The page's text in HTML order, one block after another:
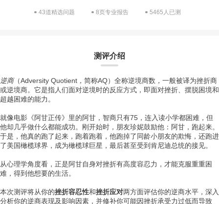
43道精选问题 8页专业报告 5465人已测
测评介绍
逆商（Adversity Quotient，简称AQ）全称逆境商数，一般被译为挫折商
或逆境商。它是指人们面对逆境时的反应方式，即面对挫折、摆脱困境和
超越困难的能力。
就像电影《阿甘正传》里的阿甘，智商只有75，连入读小学都困难，但
他却几乎做什么都能成功。刚开始时，朋友珍妮鼓励他：阿甘，跑起来。
于是，他真的跑了起来，跑着跑着，他跑掉了同龄小朋友的欺悔，还跑进
了美国橄榄球界，成为橄榄球巨星，最后甚至受到肯尼迪总统的接见。
从心理学角度看，正是阿甘自身对挫折有高度容忍力，才能克服重重困
难，得到他想要的生活。
本次测评将从你的挫折容忍性和挫折应对两方面评估你的逆商水平，深入
分析你的逆商表现及影响因素，并修补你可能因挫折承受力过低而导致